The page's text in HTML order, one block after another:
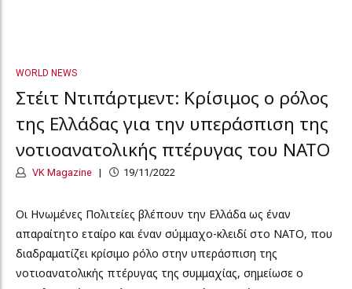
WORLD NEWS
Στέιτ Ντιπάρτμεντ: Κρίσιμος ο ρόλος
της Ελλάδας για την υπεράσπιση της
νοτιοανατολικής πτέρυγας του ΝΑΤΟ
VK Magazine 19/11/2022
Οι Ηνωμένες Πολιτείες βλέπουν την Ελλάδα ως έναν
απαραίτητο εταίρο και έναν σύμμαχο-κλειδί στο ΝΑΤΟ, που
διαδραματίζει κρίσιμο ρόλο στην υπεράσπιση της
νοτιοανατολικής πτέρυγας της συμμαχίας, σημείωσε ο